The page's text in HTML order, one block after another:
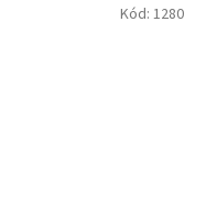
Kód: 1280